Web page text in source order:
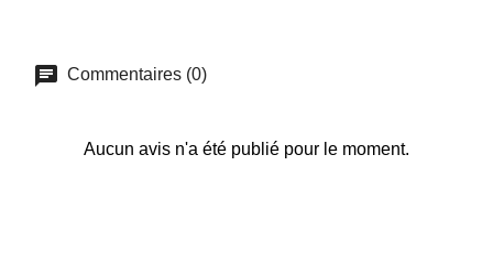
Commentaires (0)
Aucun avis n'a été publié pour le moment.